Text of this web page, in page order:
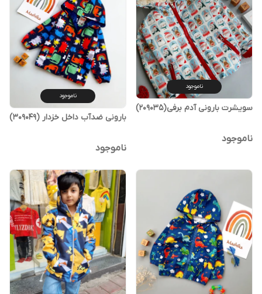
ناموجود
سویشرت بارونی آدم برفی(209035)
ناموجود
ناموجود
بارونی ضدآب داخل خزدار (309049)
ناموجود